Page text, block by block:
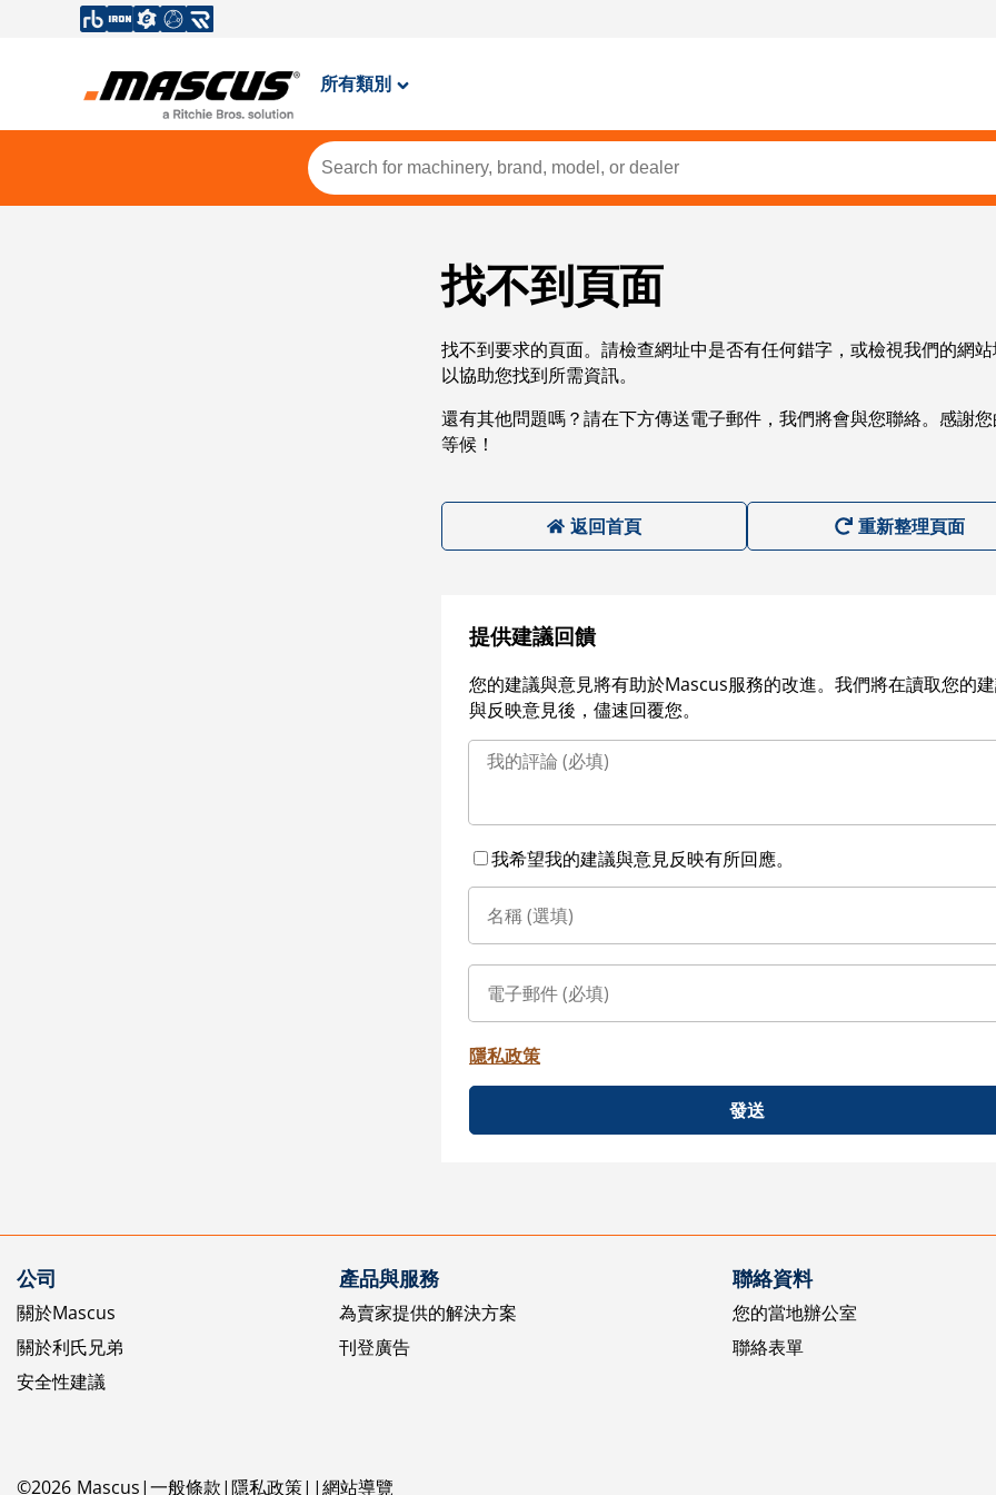
所有類別
找不到頁面
找不到要求的頁面。請檢查網址中是否有任何錯字，或檢視我們的網
以協助您找到所需資訊。
還有其他問題嗎？請在下方傳送電子郵件，我們將會與您聯絡。感謝
等候！
返回首頁 重新整理頁面
提供建議回饋
您的建議與意見將有助於Mascus服務的改進。我們將在讀取您的
與反映意見後，儘速回覆您。
我希望我的建議與意見反映有所回應。
隱私政策
發送
公司
關於Mascus
關於利氏兄弟
安全性建議
產品與服務
為賣家提供的解決方案
刊登廣告
聯絡資料
您的當地辦公室
聯絡表單
©2026 Mascus 一般條款 隱私政策 網站導覽